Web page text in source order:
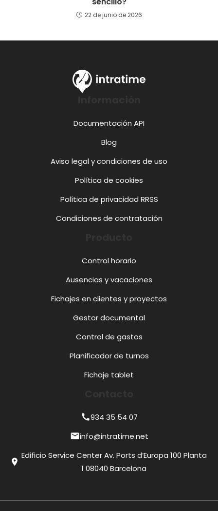
22 de junio de 2026
Documentación API
Blog
Aviso legal y condiciones de uso
Política de cookies
Política de privacidad RRSS
Condiciones de contratación
Control horario
Ausencias y vacaciones
Fichajes en clientes y proyectos
Gestor documental
Control de gastos
Planificador de turnos
Fichaje tablet
call934 35 54 07
mailinfo@intratime.net
location_on
Edificio Service Center Av. Ports d’Europa 100 Planta
1 08040 Barcelona